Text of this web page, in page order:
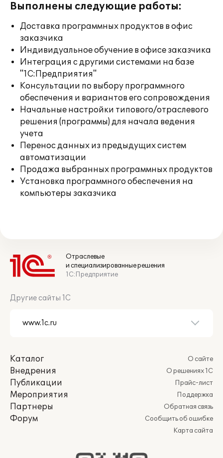
Выполнены следующие работы:
Доставка программных продуктов в офис
заказчика
Индивидуальное обучение в офисе заказчика
Интеграция с другими системами на базе
"1С:Предприятия"
Консультации по выбору программного
обеспечения и вариантов его сопровождения
Начальные настройки типового/отраслевого
решения (программы) для начала ведения
учета
Перенос данных из предыдущих систем
автоматизации
Продажа выбранных программных продуктов
Установка программного обеспечения на
компьютеры заказчика
Отраслевые
и специализированные решения
1С:Предприятие
Другие сайты 1С
Каталог
Внедрения
Публикации
Мероприятия
Партнеры
Форум
О сайте
О решениях 1С
Прайс-лист
Поддержка
Обратная связь
Сообщить об ошибке
Карта сайта